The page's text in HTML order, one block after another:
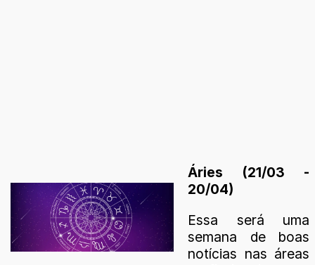
Áries (21/03 -
20/04)
Essa será uma
semana de boas
notícias nas áreas